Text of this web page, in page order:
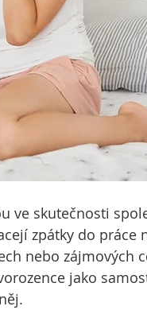
ve skutečnosti
zpátky do práce
nebo zájmových
jako